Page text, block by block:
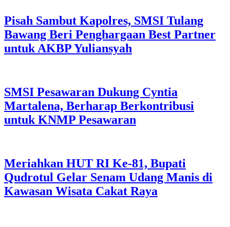
Pisah Sambut Kapolres, SMSI Tulang
Bawang Beri Penghargaan Best Partner
untuk AKBP Yuliansyah
SMSI Pesawaran Dukung Cyntia
Martalena, Berharap Berkontribusi
untuk KNMP Pesawaran
Meriahkan HUT RI Ke-81, Bupati
Qudrotul Gelar Senam Udang Manis di
Kawasan Wisata Cakat Raya